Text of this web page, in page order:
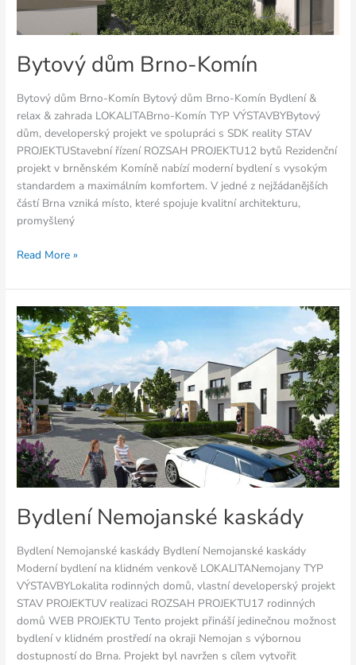
Bytový dům Brno-Komín
Bytový dům Brno-Komín Bytový dům Brno-Komín Bydlení &
relax & zahrada LOKALITABrno-Komín TYP VÝSTAVBYBytový
dům, developerský projekt ve spolupráci s SDK reality STAV
PROJEKTUStavební řízení ROZSAH PROJEKTU12 bytů Rezidenční
projekt v brněnském Komíně nabízí moderní bydlení s vysokým
standardem a maximálním komfortem. V jedné z nejžádanějších
částí Brna vzniká místo, které spojuje kvalitní architekturu,
promyšlený
Read More »
Bydlení Nemojanské kaskády
Bydlení Nemojanské kaskády Bydlení Nemojanské kaskády
Moderní bydlení na klidném venkově LOKALITANemojany TYP
VÝSTAVBYLokalita rodinných domů, vlastní developerský projekt
STAV PROJEKTUV realizaci ROZSAH PROJEKTU17 rodinných
domů WEB PROJEKTU Tento projekt přináší jedinečnou možnost
bydlení v klidném prostředí na okraji Nemojan s výbornou
dostupností do Brna. Projekt byl navržen s cílem vytvořit
Bydlení
Nemojanské
kaskády